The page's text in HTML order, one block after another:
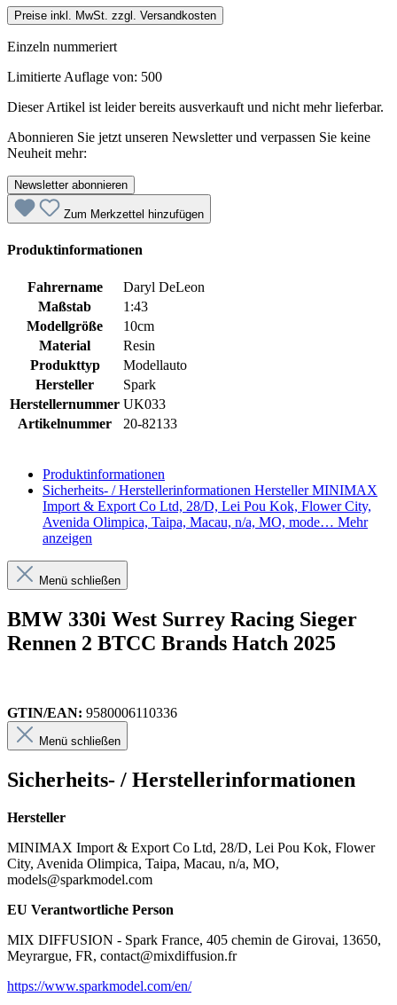
Preise inkl. MwSt. zzgl. Versandkosten
Einzeln nummeriert
Limitierte Auflage von: 500
Dieser Artikel ist leider bereits ausverkauft und nicht mehr lieferbar.
Abonnieren Sie jetzt unseren Newsletter und verpassen Sie keine
Neuheit mehr:
Newsletter abonnieren
Zum Merkzettel hinzufügen
Produktinformationen
Fahrername
Daryl DeLeon
Maßstab
1:43
Modellgröße
10cm
Material
Resin
Produkttyp
Modellauto
Hersteller
Spark
Herstellernummer UK033
Artikelnummer
20-82133
Produktinformationen
Sicherheits- / Herstellerinformationen Hersteller MINIMAX
Import & Export Co Ltd, 28/D, Lei Pou Kok, Flower City,
Avenida Olimpica, Taipa, Macau, n/a, MO, mode… Mehr
anzeigen
Menü schließen
BMW 330i West Surrey Racing Sieger
Rennen 2 BTCC Brands Hatch 2025
GTIN/EAN: 9580006110336
Menü schließen
Sicherheits- / Herstellerinformationen
Hersteller
MINIMAX Import & Export Co Ltd, 28/D, Lei Pou Kok, Flower
City, Avenida Olimpica, Taipa, Macau, n/a, MO,
models@sparkmodel.com
EU Verantwortliche Person
MIX DIFFUSION - Spark France, 405 chemin de Girovai, 13650,
Meyrargue, FR, contact@mixdiffusion.fr
https://www.sparkmodel.com/en/